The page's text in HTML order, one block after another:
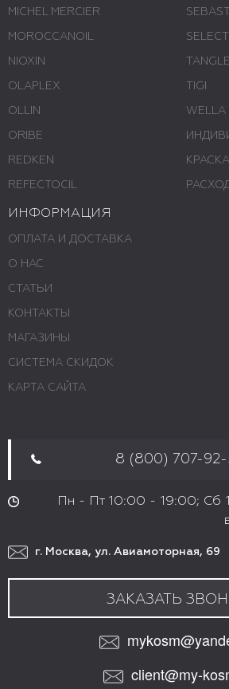
MICHEL MERCIER
MOROCCANOIL
NIOXIN
OLAPLEX
OLLIN
ORIBE
REDKEN
REFECTOCIL
TIGI
WELLA
ИНФОРМАЦИЯ
ОПЛАТА И ДОСТАВКА
О НАС
СТАТЬИ
КОНТАКТЫ
МАГАЗИНЫ
СИСТЕМА СКИДОК
КАРТА САЙТА
8 (800) 707-92-
Пн - Пт 10:00 - 19:00; Сб
г. Москва, ул. Авиамоторная, 69
ЗАКАЗАТЬ
client@my-